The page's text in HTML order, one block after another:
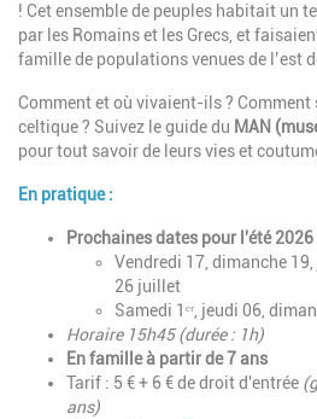
! Cet ensemble de peuples habitait un
par les Romains et les Grecs, et
famille de populations venues de l’est
Comment et où vivaient-ils ?
celtique ? Suivez le guide du MAN
pour tout savoir de leurs vies et
En pratique :
Prochaines dates pour l'été 2026
Vendredi 17, dimanche 19,
26 juillet
Samedi 1ᵉʳ, jeudi 06, di
Horaire 15h45 (durée : 1h)
En famille à partir de 7 ans
Tarif : 5 € + 6 € de droit d'entrée
ans)